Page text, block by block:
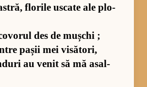
flo­rile us­cate ale plo­
des de mu­șchi ;
pa­șii mei vi­să­to­ri,
au ve­nit să mă asal­